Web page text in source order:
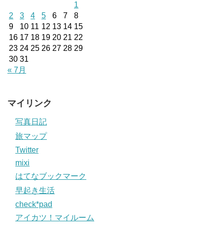
1
2
3 4 5 6 7
8
9
10 11 12 13 14 15
16 17 18 19 20 21 22
23 24 25 26 27 28 29
30 31
« 7月
マイリンク
写真日記
旅マップ
Twitter
mixi
はてなブックマーク
早起き生活
check*pad
アイカツ！マイルーム